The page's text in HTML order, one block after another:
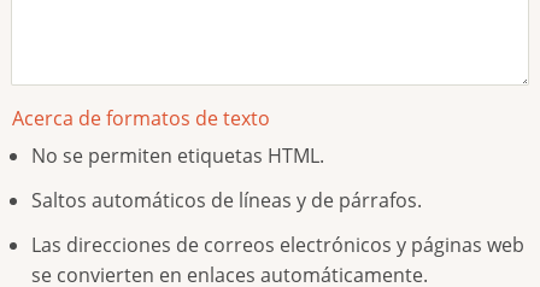
Acerca de formatos de texto
No se permiten etiquetas HTML.
Saltos automáticos de líneas y de párrafos.
Las direcciones de correos electrónicos y páginas web
se convierten en enlaces automáticamente.